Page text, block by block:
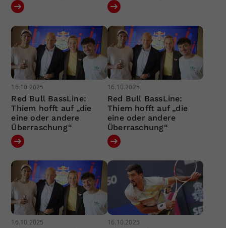
16.10.2025
Red Bull BassLine:
Thiem hofft auf „die
eine oder andere
Überraschung“
16.10.2025
Red Bull BassLine:
Thiem hofft auf „die
eine oder andere
Überraschung“
16.10.2025 16.10.2025